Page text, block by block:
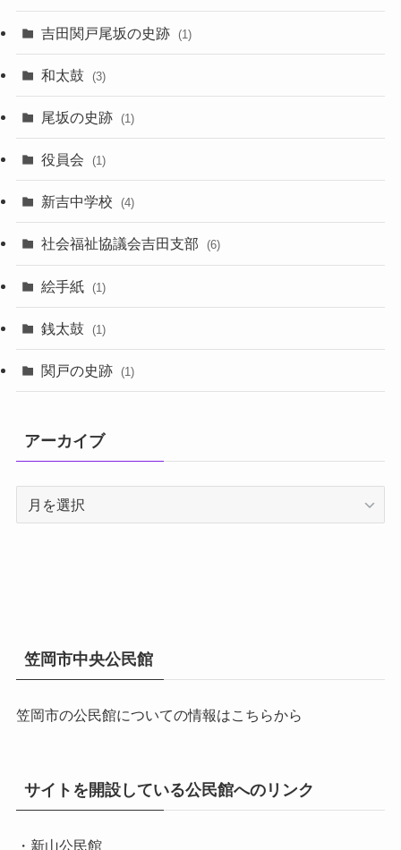
吉田関戸尾坂の史跡 (1)
和太鼓 (3)
尾坂の史跡 (1)
役員会 (1)
新吉中学校 (4)
社会福祉協議会吉田支部 (6)
絵手紙 (1)
銭太鼓 (1)
関戸の史跡 (1)
アーカイブ
笠岡市中央公民館
笠岡市の公民館についての情報はこちらから
サイトを開設している公民館へのリンク
・新山公民館